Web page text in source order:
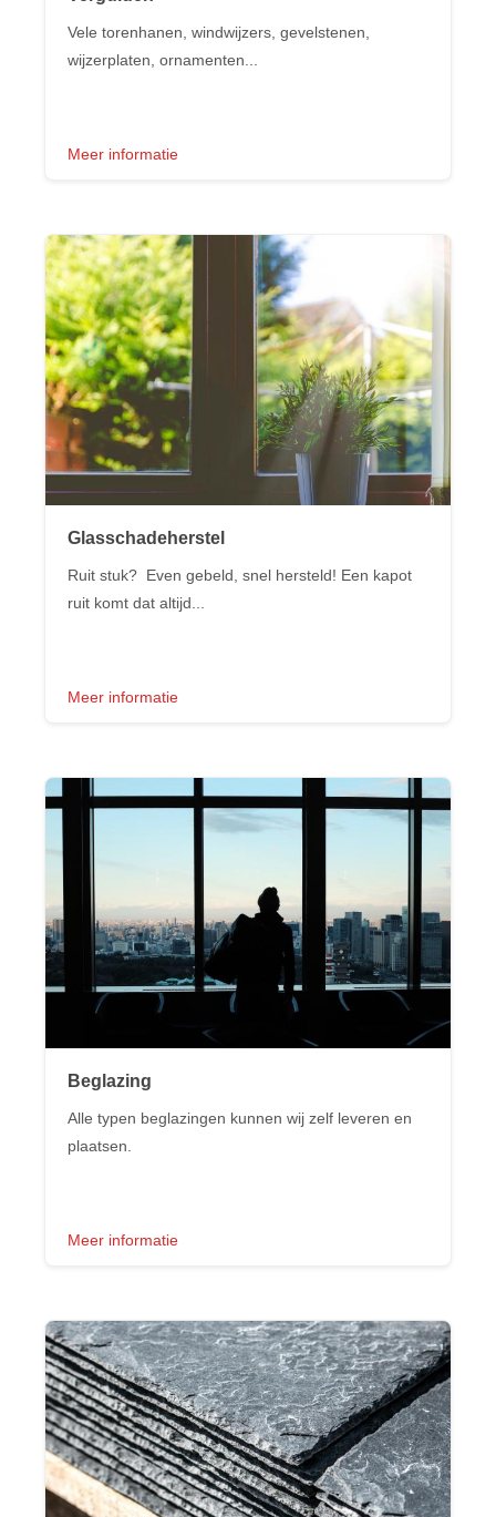
Vele torenhanen, windwijzers, gevelstenen,
wijzerplaten, ornamenten...
Meer informatie
Glasschadeherstel
Ruit stuk? Even gebeld, snel hersteld! Een kapot
ruit komt dat altijd...
Meer informatie
Beglazing
Alle typen beglazingen kunnen wij zelf leveren en
plaatsen.
Meer informatie